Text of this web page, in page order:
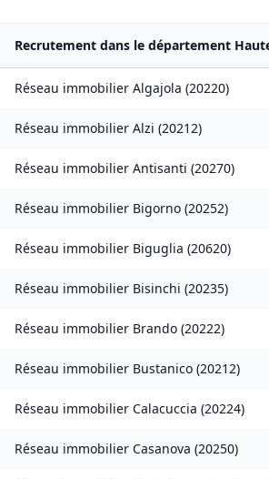
Recrutement dans le département
Réseau immobilier Algajola (20220)
Réseau immobilier Alzi (20212)
Réseau immobilier Antisanti (20270)
Réseau immobilier Bigorno (20252)
Réseau immobilier Biguglia (20620)
Réseau immobilier Bisinchi (20235)
Réseau immobilier Brando (20222)
Réseau immobilier Bustanico (20212)
Réseau immobilier Calacuccia (20224)
Réseau immobilier Casanova (20250)